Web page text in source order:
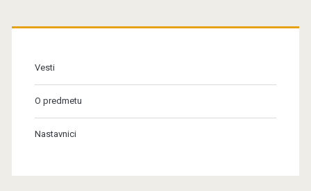
Primary
Vesti
O predmetu
Nastavnici